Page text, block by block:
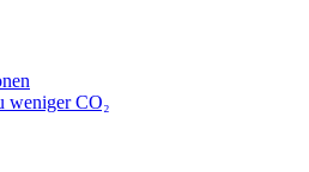
weniger CO₂